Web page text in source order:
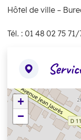
Hôtel de ville –
Tél. : 01 48 02 75
+
−